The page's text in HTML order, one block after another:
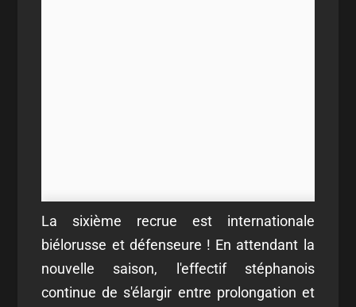
La sixième recrue est internationale
biélorusse et défenseure ! En attendant la
nouvelle saison, l'effectif stéphanois
continue de s'élargir entre prolongation et